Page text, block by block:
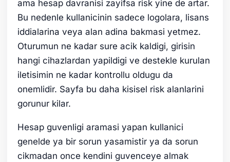
ama hesap davranisi zayifsa risk yine de artar.
Bu nedenle kullanicinin sadece logolara, lisans
iddialarina veya alan adina bakmasi yetmez.
Oturumun ne kadar sure acik kaldigi, girisin
hangi cihazlardan yapildigi ve destekle kurulan
iletisimin ne kadar kontrollu oldugu da
onemlidir. Sayfa bu daha kisisel risk alanlarini
gorunur kilar.
Hesap guvenligi aramasi yapan kullanici
genelde ya bir sorun yasamistir ya da sorun
cikmadan once kendini guvenceye almak